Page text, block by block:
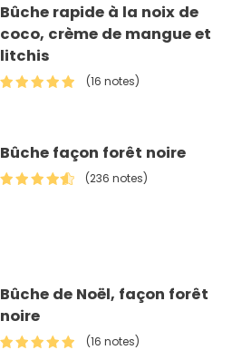
Bûche rapide à la noix de
coco, crème de mangue et
litchis
(16 notes)
Bûche façon forêt noire
(236 notes)
Bûche de Noël, façon forêt
noire
(16 notes)